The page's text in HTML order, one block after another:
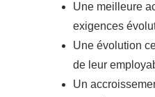
Une meilleure
exigences
Une évolution
de leur
Un